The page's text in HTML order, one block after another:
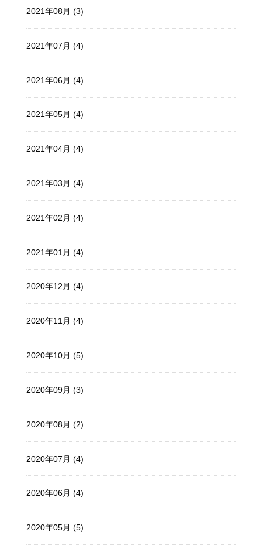
2021年08月 (3)
2021年07月 (4)
2021年06月 (4)
2021年05月 (4)
2021年04月 (4)
2021年03月 (4)
2021年02月 (4)
2021年01月 (4)
2020年12月 (4)
2020年11月 (4)
2020年10月 (5)
2020年09月 (3)
2020年08月 (2)
2020年07月 (4)
2020年06月 (4)
2020年05月 (5)